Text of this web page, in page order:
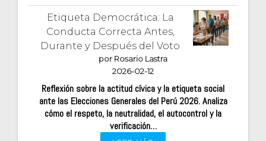
Etiqueta Democrática: La
Conducta Correcta Antes,
Durante y Después del Voto
por Rosario Lastra
2026-02-12
Reflexión sobre la actitud cívica y la etiqueta social
ante las Elecciones Generales del Perú 2026. Analiza
cómo el respeto, la neutralidad, el autocontrol y la
verificación…